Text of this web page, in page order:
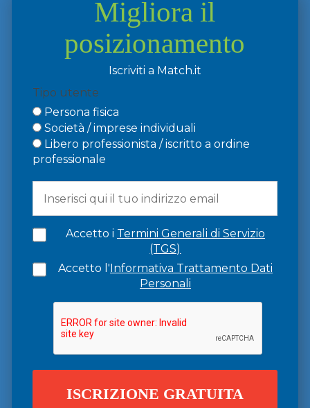
Migliora il
posizionamento
Iscriviti a Match.it
Tipo utente
Persona fisica
Società / imprese individuali
Libero professionista / iscritto a ordine
professionale
Accetto i Termini Generali di Servizio
(TGS)
Accetto l'Informativa Trattamento Dati
Personali